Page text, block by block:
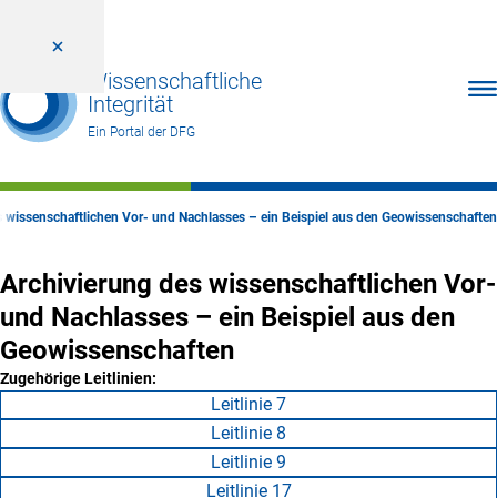
Wissenschaftliche
Integrität
Ein Portal der DFG
wissenschaftlichen Vor- und Nachlasses – ein Beispiel aus den Geowissenschaften
Archivierung des wissenschaftlichen Vor-
und Nachlasses – ein Beispiel aus den
Geowissenschaften
Zugehörige Leitlinien:
Leitlinie 7
Leitlinie 8
Leitlinie 9
Leitlinie 17